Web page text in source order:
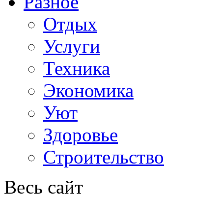
Отдых
Услуги
Техника
Экономика
Уют
Здоровье
Строительство
Весь сайт